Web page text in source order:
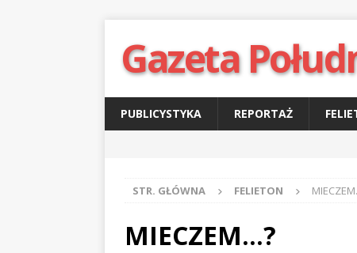
Gazeta
PUBLICYSTYKA REPORTAŻ
STR. GŁÓWNA FELIETON
MIECZEM…?